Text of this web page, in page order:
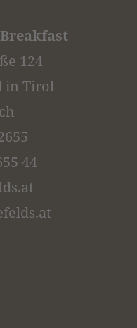
124
in Tirol
44
at